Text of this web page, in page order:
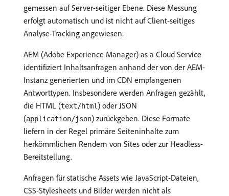
gemessen auf Server-seitiger Ebene. Diese Messung
erfolgt automatisch und ist nicht auf Client-seitiges
Analyse-Tracking angewiesen.
AEM (Adobe Experience Manager) as a Cloud Service
identifiziert Inhaltsanfragen anhand der von der AEM-
Instanz generierten und im CDN empfangenen
Antworttypen. Insbesondere werden Anfragen gezählt,
die HTML (text/html) oder JSON
(application/json) zurückgeben. Diese Formate
liefern in der Regel primäre Seiteninhalte zum
herkömmlichen Rendern von Sites oder zur Headless-
Bereitstellung.
Anfragen für statische Assets wie JavaScript-Dateien,
CSS-Stylesheets und Bilder werden nicht als